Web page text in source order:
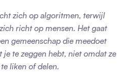
zich op algoritmen, terwijl
richt op mensen. Het gaat
gemeenschap die meedoet
te zeggen hebt, niet omdat ze
liken of delen.